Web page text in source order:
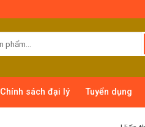
Chính sách đại lý Tuyển dụng